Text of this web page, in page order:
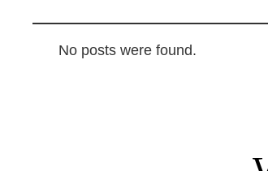
No posts were found.